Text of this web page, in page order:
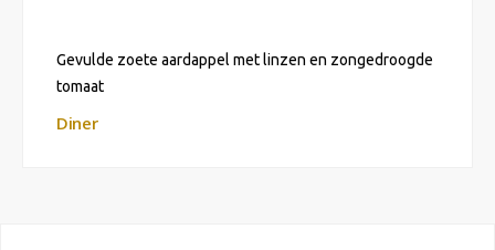
Gevulde zoete aardappel met linzen en zongedroogde
tomaat
Diner